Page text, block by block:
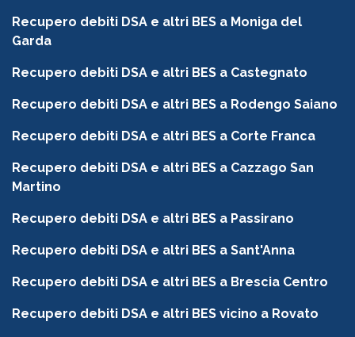
Recupero debiti DSA e altri BES a Moniga del
Garda
Recupero debiti DSA e altri BES a Castegnato
Recupero debiti DSA e altri BES a Rodengo Saiano
Recupero debiti DSA e altri BES a Corte Franca
Recupero debiti DSA e altri BES a Cazzago San
Martino
Recupero debiti DSA e altri BES a Passirano
Recupero debiti DSA e altri BES a Sant'Anna
Recupero debiti DSA e altri BES a Brescia Centro
Recupero debiti DSA e altri BES vicino a Rovato